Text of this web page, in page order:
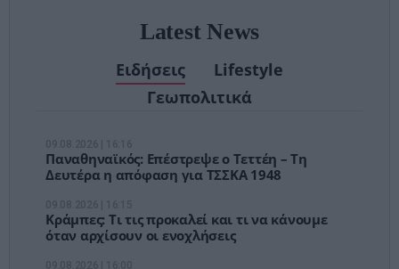
Latest News
Ειδήσεις
Lifestyle
Γεωπολιτικά
Παναθηναϊκός: Επέστρεψε ο Τεττέη – Τη
Δευτέρα η απόφαση για ΤΣΣΚΑ 1948
Κράμπες: Τι τις προκαλεί και τι να κάνουμε
όταν αρχίσουν οι ενοχλήσεις